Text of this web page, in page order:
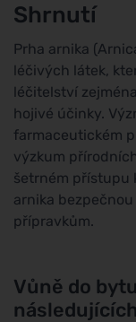
Shrnutí
Prha arnika
léčivých látek,
léčitelství
hojivé účinky.
farmaceutickém
výzkum
šetrném přístupu
arnika
přípravkům.
Vůně do